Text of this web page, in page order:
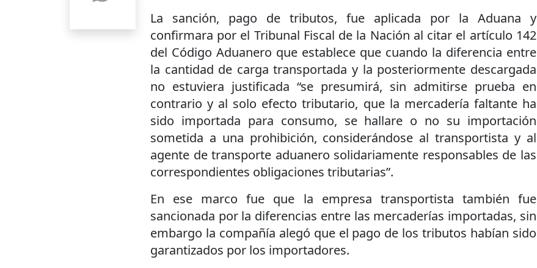
La sanción, pago de tributos, fue aplicada por la Aduana y
confirmara por el Tribunal Fiscal de la Nación al citar el artículo 142
del Código Aduanero que establece que cuando la diferencia entre
la cantidad de carga transportada y la posteriormente descargada
no estuviera justificada “se presumirá, sin admitirse prueba en
contrario y al solo efecto tributario, que la mercadería faltante ha
sido importada para consumo, se hallare o no su importación
sometida a una prohibición, considerándose al transportista y al
agente de transporte aduanero solidariamente responsables de las
correspondientes obligaciones tributarias”.
En ese marco fue que la empresa transportista también fue
sancionada por la diferencias entre las mercaderías importadas, sin
embargo la compañía alegó que el pago de los tributos habían sido
garantizados por los importadores.